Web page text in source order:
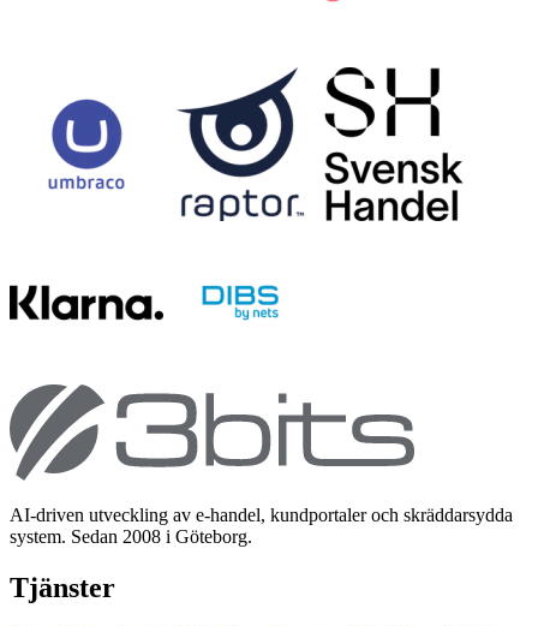
AI-driven utveckling av e-handel, kundportaler och skräddarsydda
system. Sedan 2008 i Göteborg.
Tjänster